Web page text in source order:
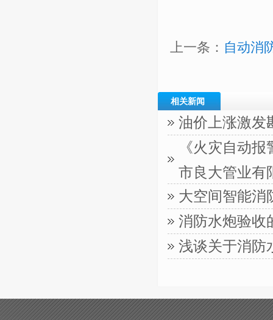
上一条： 自动消
相关新闻
油价上涨激发
《火灾自动
市良大管业有
大空间智能消
消防水炮验收
浅谈关于消防